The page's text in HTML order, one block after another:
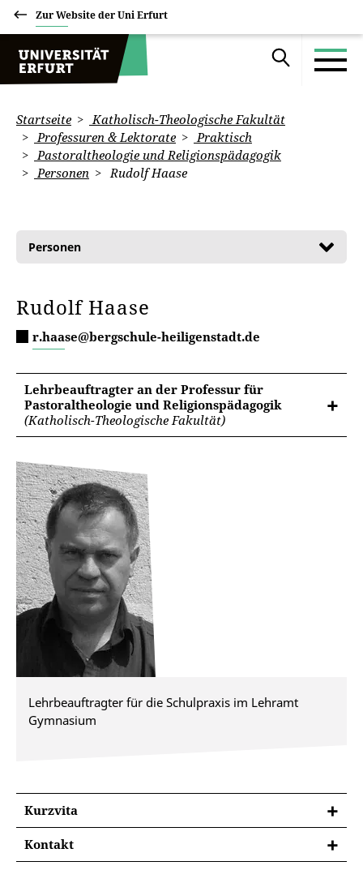
Zur Website der Uni Erfurt
Startseite
Katholisch-Theologische Fakultät
Professuren & Lektorate
Praktisch
Pastoraltheologie und Religionspädagogik
Personen
Rudolf Haase
Personen
Rudolf Haase
r.haase@bergschule-heiligenstadt.de
Lehrbeauftragter an der Professur für
Pastoraltheologie und Religionspädagogik
(Katholisch-Theologische Fakultät)
Lehrbeauftragter für die Schulpraxis im Lehramt
Gymnasium
Kurzvita
Kontakt